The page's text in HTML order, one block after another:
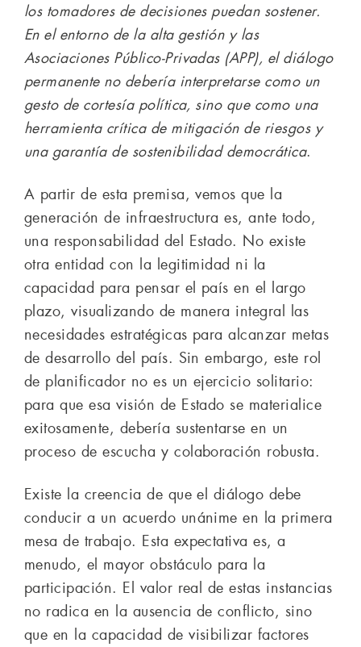
los tomadores de decisiones puedan sostener.
En el entorno de la alta gestión y las
Asociaciones Público-Privadas (APP), el diálogo
permanente no debería interpretarse como un
gesto de cortesía política, sino que como una
herramienta crítica de mitigación de riesgos y
una garantía de sostenibilidad democrática.
A partir de esta premisa, vemos que la
generación de infraestructura es, ante todo,
una responsabilidad del Estado. No existe
otra entidad con la legitimidad ni la
capacidad para pensar el país en el largo
plazo, visualizando de manera integral las
necesidades estratégicas para alcanzar metas
de desarrollo del país. Sin embargo, este rol
de planificador no es un ejercicio solitario:
para que esa visión de Estado se materialice
exitosamente, debería sustentarse en un
proceso de escucha y colaboración robusta.
Existe la creencia de que el diálogo debe
conducir a un acuerdo unánime en la primera
mesa de trabajo. Esta expectativa es, a
menudo, el mayor obstáculo para la
participación. El valor real de estas instancias
no radica en la ausencia de conflicto, sino
que en la capacidad de visibilizar factores